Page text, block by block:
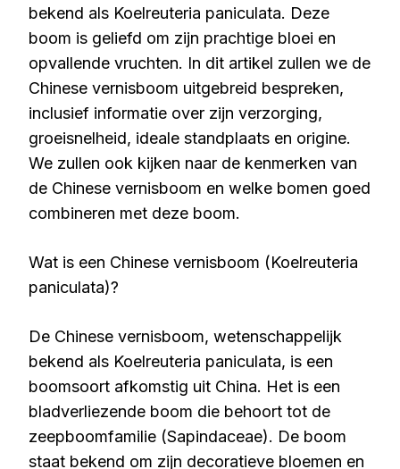
bekend als Koelreuteria paniculata. Deze
boom is geliefd om zijn prachtige bloei en
opvallende vruchten. In dit artikel zullen we de
Chinese vernisboom uitgebreid bespreken,
inclusief informatie over zijn verzorging,
groeisnelheid, ideale standplaats en origine.
We zullen ook kijken naar de kenmerken van
de Chinese vernisboom en welke bomen goed
combineren met deze boom.
Wat is een Chinese vernisboom (Koelreuteria
paniculata)?
De Chinese vernisboom, wetenschappelijk
bekend als Koelreuteria paniculata, is een
boomsoort afkomstig uit China. Het is een
bladverliezende boom die behoort tot de
zeepboomfamilie (Sapindaceae). De boom
staat bekend om zijn decoratieve bloemen en